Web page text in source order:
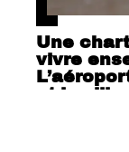
Une
vivre
et la ville